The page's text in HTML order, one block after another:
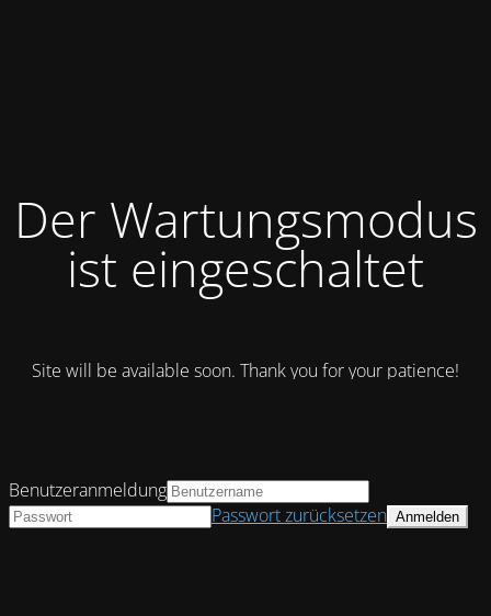
Der Wartungsmodus
ist eingeschaltet
Site will be available soon. Thank you for your patience!
Benutzeranmeldung
Passwort zurücksetzen